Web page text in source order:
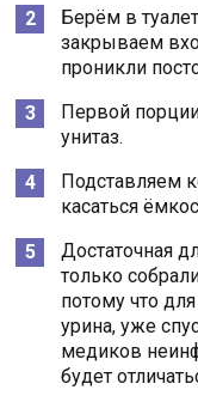
Берём в
закрываем
проникли
Первой
унитаз.
Подставляем
касаться
Достаточная
только
потому что
урина, уже
медиков
будет